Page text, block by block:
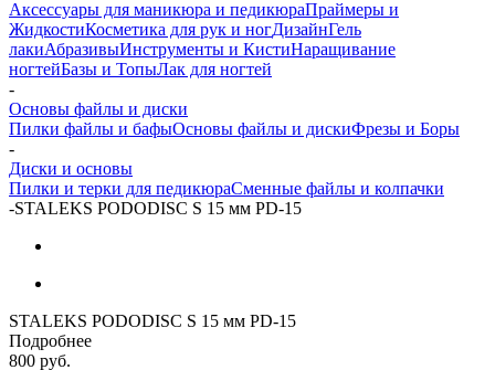
Аксессуары для маникюра и педикюраПраймеры и
ЖидкостиКосметика для рук и ногДизайнГель
лакиАбразивыИнструменты и КистиНаращивание
ногтейБазы и ТопыЛак для ногтей
-
Основы файлы и диски
Пилки файлы и бафыОсновы файлы и дискиФрезы и Боры
-
Диски и основы
Пилки и терки для педикюраСменные файлы и колпачки
-STALEKS PODODISC S 15 мм PD-15
STALEKS PODODISC S 15 мм PD-15
Подробнее
800 руб.